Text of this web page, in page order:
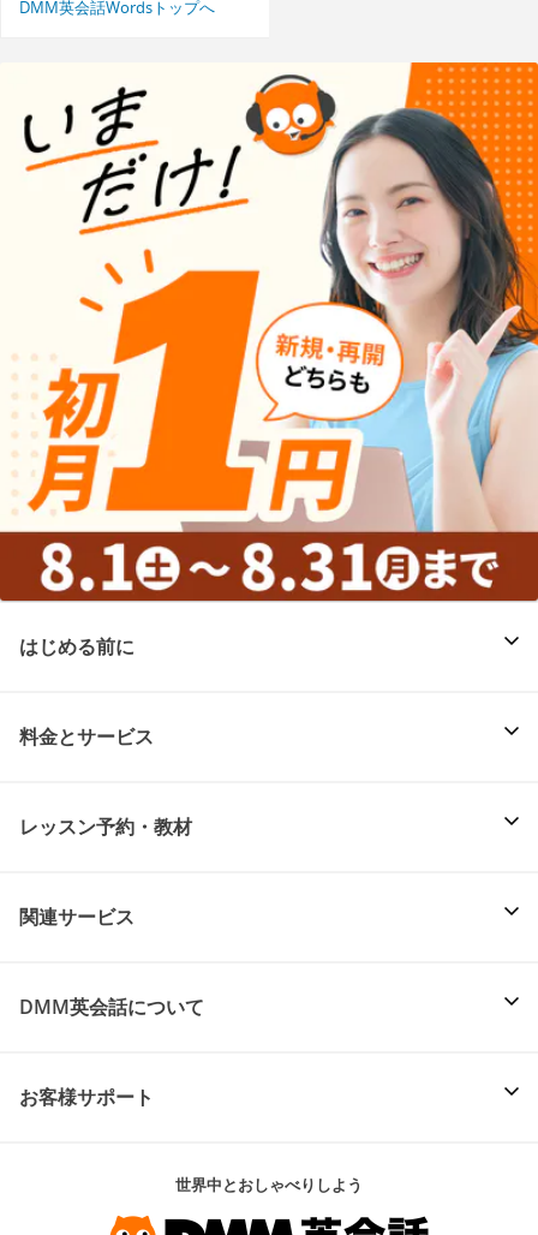
DMM英会話Wordsトップへ
はじめる前に
料金とサービス
レッスン予約・教材
関連サービス
DMM英会話について
お客様サポート
世界中とおしゃべりしよう